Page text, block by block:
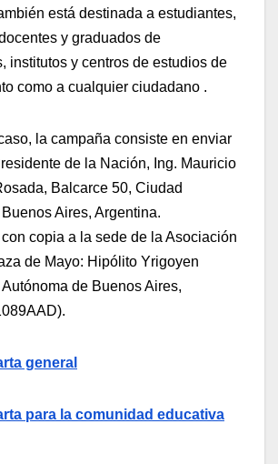
está destinada a estudiantes,
y graduados de
institutos y centros de estudios de
como a cualquier ciudadano .
la campaña consiste en enviar
de la Nación, Ing. Mauricio
Balcarce 50, Ciudad
Aires, Argentina.
copia a la sede de la Asociación
de Mayo: Hipólito Yrigoyen
de Buenos Aires,
general
para la comunidad educativa